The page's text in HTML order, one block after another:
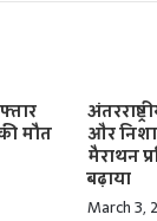
मौत
और
मैराथन
बढ़ाया
March 3,